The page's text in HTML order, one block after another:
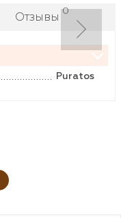
Отзывы 0
Puratos